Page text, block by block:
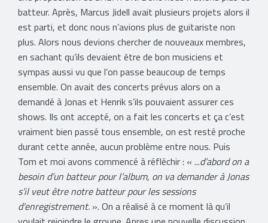
batteur. Après, Marcus Jidell avait plusieurs projets alors il
est parti, et donc nous n’avions plus de guitariste non
plus. Alors nous devions chercher de nouveaux membres,
en sachant qu’ils devaient être de bon musiciens et
sympas aussi vu que l’on passe beaucoup de temps
ensemble. On avait des concerts prévus alors on a
demandé à Jonas et Henrik s’ils pouvaient assurer ces
shows. Ils ont accepté, on a fait les concerts et ça c’est
vraiment bien passé tous ensemble, on est resté proche
durant cette année, aucun problème entre nous. Puis
Tom et moi avons commencé à réfléchir : « ...d’abord on a
besoin d’un batteur pour l’album, on va demander à Jonas
s’il veut être notre batteur pour les sessions
d'enregistrement. ». On a réalisé à ce moment là qu’il